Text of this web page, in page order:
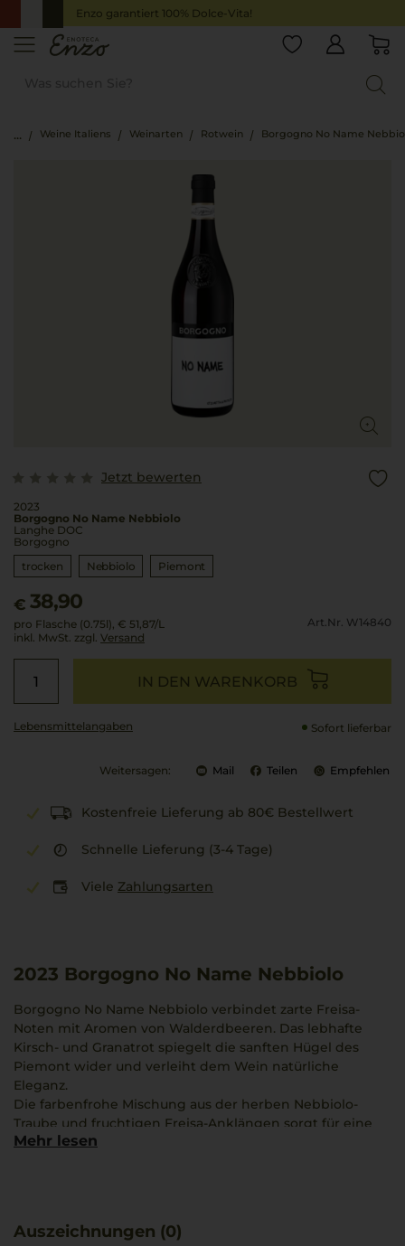
Enzo garantiert 100% Dolce-Vita!
Weine Italiens Weinarten Rotwein Borgogno No Name
Jetzt bewerten
2023
Borgogno No Name Nebbiolo
Langhe DOC
Borgogno
trocken
Nebbiolo Piemont
€ 38,90
pro Flasche (0.75l), € 51,87/L
inkl. MwSt. zzgl. Versand
Art.Nr. W14840
IN DEN WARENKORB
Lebensmittel­angaben Sofort lieferbar
Weitersagen: Mail Teilen Empfehlen
Kostenfreie Lieferung ab 80€ Bestellwert
Schnelle Lieferung (3-4 Tage)
Viele Zahlungsarten
2023 Borgogno No Name Nebbiolo
Borgogno No Name Nebbiolo verbindet zarte Freisa-
Noten mit Aromen von Walderdbeeren. Das lebhafte
Kirsch- und Granatrot spiegelt die sanften Hügel des
Piemont wider und verleiht dem Wein natürliche
Eleganz.
Die farbenfrohe Mischung aus der herben Nebbiolo-
Traube und fruchtigen Freisa-Anklängen sorgt für eine
vielschichtige Geschmackskomposition mit feiner Säure
Besonders harmoniert er mit geschmorter Ossobuco,
Mehr lesen
Auszeichnungen (0)